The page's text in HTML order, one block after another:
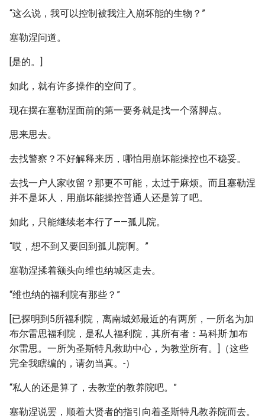
“这么说，我可以控制被我注入崩坏能的生物？”
塞勒涅问道。
[是的。]
如此，就有许多操作的空间了。
现在摆在塞勒涅面前的第一要务就是找一个落脚点。
思来思去。
去找警察？不好解释来历，哪怕用崩坏能操控也不稳妥。
去找一户人家收留？那更不可能，太过于麻烦。而且塞勒涅
并不是坏人，用崩坏能操控普通人还是算了吧。
如此，只能继续老本行了——孤儿院。
“哎，想不到又要回到孤儿院啊。”
塞勒涅揉着额头向维也纳城区走去。
“维也纳的福利院有那些？”
[已探明到5所福利院，离南城郊最近的有两所，一所名为加
布尔雷思福利院，是私人福利院，其所有者：马科斯·加布
尔雷思。一所为圣斯特凡救助中心，为教堂所有。]（这些
完全我瞎编的，请勿当真。 -）
“私人的还是算了，去教堂的教养院吧。”
塞勒涅说罢，顺着大贤者的指引向着圣斯特凡教养院而去。